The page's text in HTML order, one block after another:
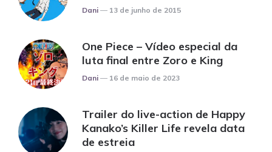
Posted
Dani 13 de junho de 2015
One Piece – Vídeo especial da
luta final entre Zoro e King
Posted
Dani 16 de maio de 2023
Trailer do live-action de Happy
Kanako’s Killer Life revela data
de estreia